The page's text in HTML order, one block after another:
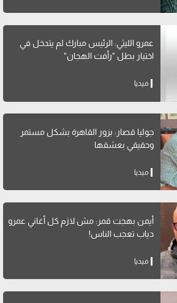
عمرو الليثي: الرئيس مبارك لم يتدخل في
اختيار بطل "رأفت الهجان"
ميديا
جوليا قصار: بزور القاهرة بشكل مستمر
وحقيقي بعشقها
ميديا
أيمن بهجت قمر: مش لازم كل أغاني عمرو
دياب تعجب الناس!
ميديا